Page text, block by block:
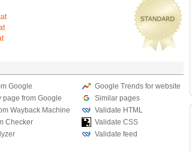
Google
page from Google
Wayback Machine
Checker
Google Trends for website
Similar pages
Validate HTML
Validate CSS
Validate feed